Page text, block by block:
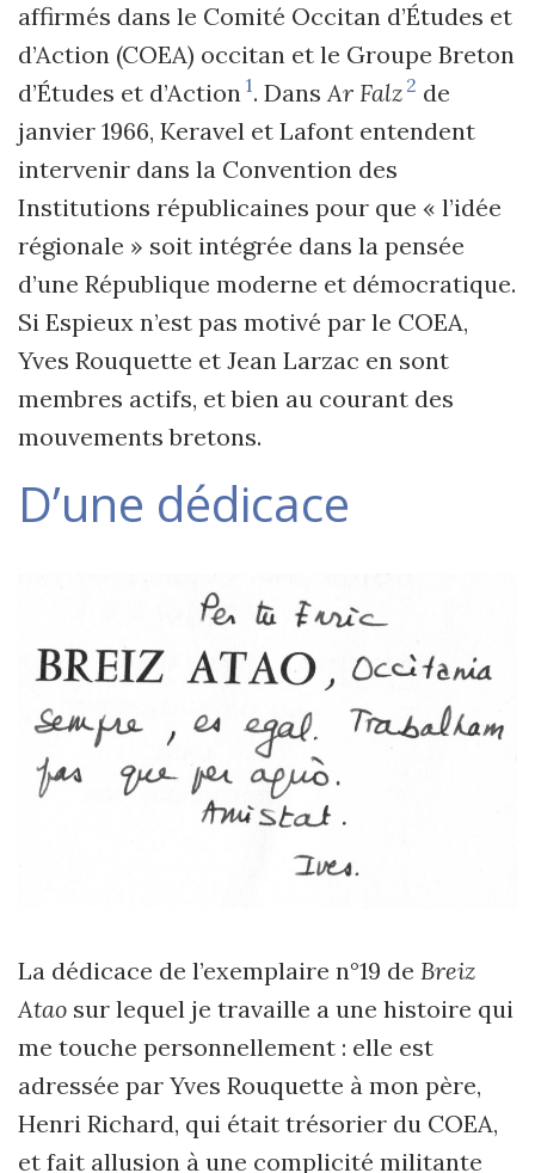
affirmés dans le Comité Occitan d’Études et
d’Action (COEA) occitan et le Groupe Breton
d’Études et d’Action 1. DansAr Falz 2 de
janvier 1966, Keravel et Lafont entendent
intervenir dans la Convention des
Institutions républicaines pour que « l’idée
régionale » soit intégrée dans la pensée
d’une République moderne et démocratique.
Si Espieux n’est pas motivé par le COEA,
Yves Rouquette et Jean Larzac en sont
membres actifs, et bien au courant des
mouvements bretons.
D’une dédicace
La dédicace de l’exemplaire n°19 de Breiz
Atao sur lequel je travaille a une histoire qui
me touche personnellement : elle est
adressée par Yves Rouquette à mon père,
Henri Richard, qui était trésorier du COEA,
et fait allusion à une complicité militante